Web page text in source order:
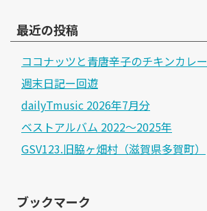
最近の投稿
ココナッツと青唐辛子のチキンカレー
週末日記ー回遊
dailyTmusic 2026年7月分
ベストアルバム 2022～2025年
GSV123.旧脇ヶ畑村（滋賀県多賀町）
ブックマーク